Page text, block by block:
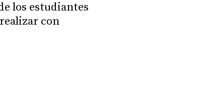
los estudiantes
con